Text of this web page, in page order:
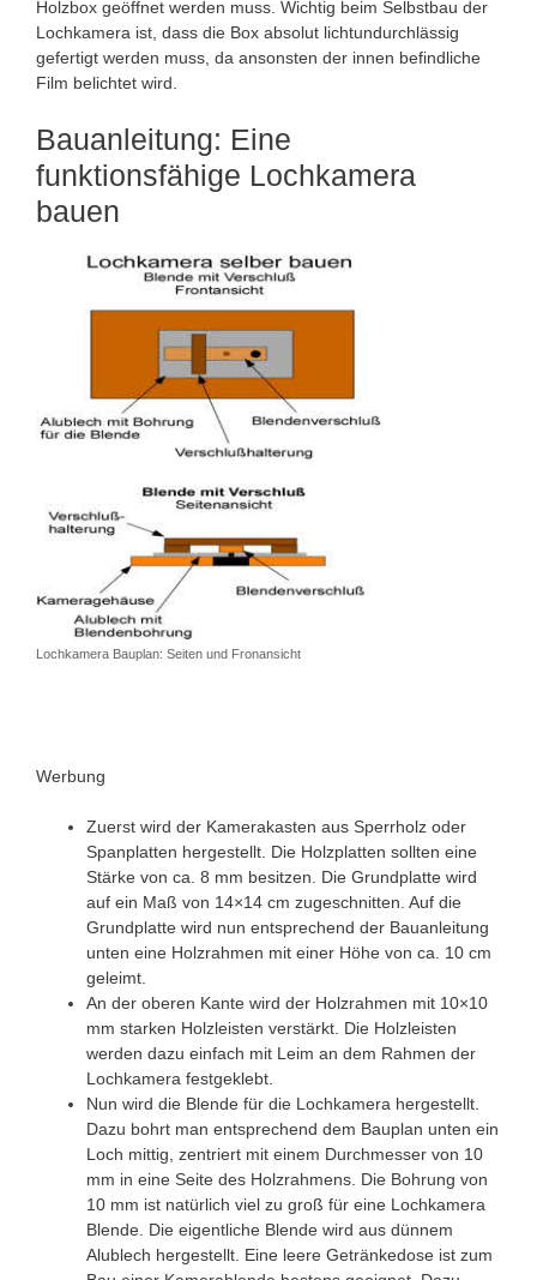
Holzbox geöffnet werden muss. Wichtig beim Selbstbau der
Lochkamera ist, dass die Box absolut lichtundurchlässig
gefertigt werden muss, da ansonsten der innen befindliche
Film belichtet wird.
Bauanleitung: Eine
funktionsfähige Lochkamera
bauen
Lochkamera Bauplan: Seiten und Fronansicht
Werbung
Zuerst wird der Kamerakasten aus Sperrholz oder
Spanplatten hergestellt. Die Holzplatten sollten eine
Stärke von ca. 8 mm besitzen. Die Grundplatte wird
auf ein Maß von 14×14 cm zugeschnitten. Auf die
Grundplatte wird nun entsprechend der Bauanleitung
unten eine Holzrahmen mit einer Höhe von ca. 10 cm
geleimt.
An der oberen Kante wird der Holzrahmen mit 10×10
mm starken Holzleisten verstärkt. Die Holzleisten
werden dazu einfach mit Leim an dem Rahmen der
Lochkamera festgeklebt.
Nun wird die Blende für die Lochkamera hergestellt.
Dazu bohrt man entsprechend dem Bauplan unten ein
Loch mittig, zentriert mit einem Durchmesser von 10
mm in eine Seite des Holzrahmens. Die Bohrung von
10 mm ist natürlich viel zu groß für eine Lochkamera
Blende. Die eigentliche Blende wird aus dünnem
Alublech hergestellt. Eine leere Getränkedose ist zum